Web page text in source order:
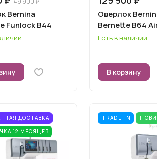
Bernina
Funlock B44
Оверлок
Bernette B64
Есть в наличии
В корзину
ДОСТАВКА
12 МЕСЯЦЕВ
TRADE-IN